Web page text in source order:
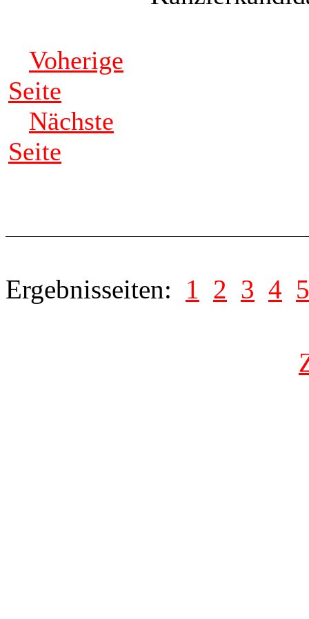
Voherige
Seite
Nächste
Seite
Ergebnisseiten: 1 2 3 4 5